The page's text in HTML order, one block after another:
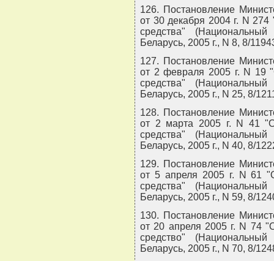
126. Постановление
от 30 декабря 2004 г. N
средства"
Беларусь, 2005 г., N 8, 8/
127. Постановление
от 2 февраля 2005 г. N 19
средства"
Беларусь, 2005 г., N 25, 8/
128. Постановление
от 2 марта 2005 г. N 41
средства"
Беларусь, 2005 г., N 40, 8/
129. Постановление
от 5 апреля 2005 г. N 61
средства"
Беларусь, 2005 г., N 59, 8/
130. Постановление
от 20 апреля 2005 г. N 74
средство"
Беларусь, 2005 г., N 70, 8/